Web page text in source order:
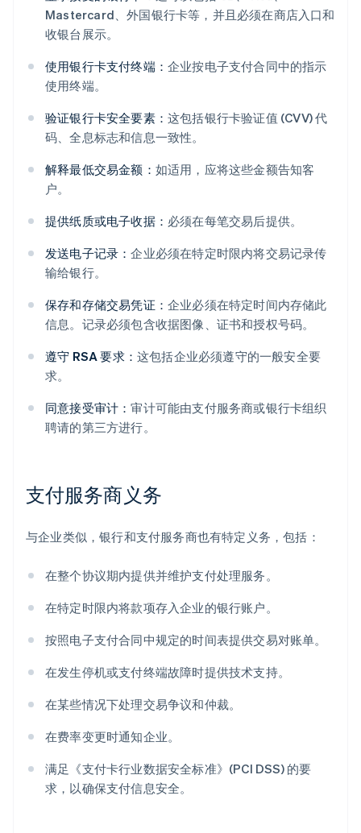
Mastercard、外国银行卡等，并且必须在商店入口和
收银台展示。
使用银行卡支付终端： 企业按电子支付合同中的指示
使用终端。
验证银行卡安全要素： 这包括银行卡验证值 (CVV) 代
码、全息标志和信息一致性。
解释最低交易金额： 如适用，应将这些金额告知客
户。
提供纸质或电子收据： 必须在每笔交易后提供。
发送电子记录：企业必须在特定时限内将交易记录传
输给银行。
保存和存储交易凭证： 企业必须在特定时间内存储此
信息。记录必须包含收据图像、证书和授权号码。
遵守 RSA 要求： 这包括企业必须遵守的一般安全要
求。
同意接受审计：审计可能由支付服务商或银行卡组织
聘请的第三方进行。
支付服务商义务
与企业类似，银行和支付服务商也有特定义务，包括：
在整个协议期内提供并维护支付处理服务。
在特定时限内将款项存入企业的银行账户。
按照电子支付合同中规定的时间表提供交易对账单。
在发生停机或支付终端故障时提供技术支持。
在某些情况下处理交易争议和仲裁。
在费率变更时通知企业。
满足《支付卡行业数据安全标准》(PCI DSS) 的要
求，以确保支付信息安全。